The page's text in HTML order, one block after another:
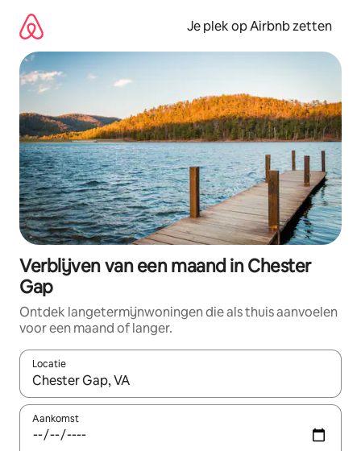
direct
naar
inhoud
Je plek op Airbnb zetten
Verblijven van een maand in Chester
Gap
Ontdek langetermijnwoningen die als thuis aanvoelen
voor een maand of langer.
Locatie
Wanneer er resultaten beschikbaar zijn, maak je een keuze
Aankomst